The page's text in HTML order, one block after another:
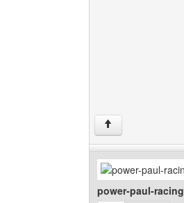
↑
power-paul-racing